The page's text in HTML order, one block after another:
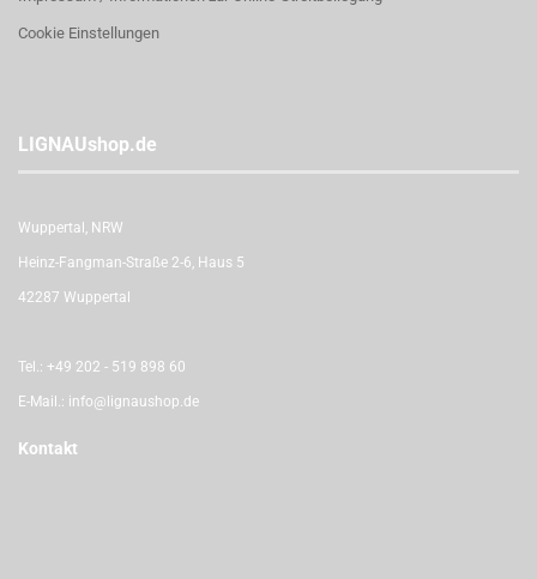
Cookie Einstellungen
LIGNAUshop.de
Wuppertal, NRW
Heinz-Fangman-Straße 2-6, Haus 5
42287 Wuppertal
Tel.: +49 202 - 519 898 60
E-Mail.: info@lignaushop.de
Kontakt